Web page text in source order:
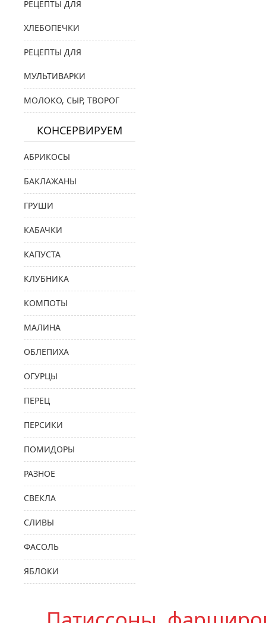
РЕЦЕПТЫ ДЛЯ
ХЛЕБОПЕЧКИ
РЕЦЕПТЫ ДЛЯ
МУЛЬТИВАРКИ
МОЛОКО, СЫР, ТВОРОГ
КОНСЕРВИРУЕМ
АБРИКОСЫ
БАКЛАЖАНЫ
ГРУШИ
КАБАЧКИ
КАПУСТА
КЛУБНИКА
КОМПОТЫ
МАЛИНА
ОБЛЕПИХА
ОГУРЦЫ
ПЕРЕЦ
ПЕРСИКИ
ПОМИДОРЫ
РАЗНОЕ
СВЕКЛА
СЛИВЫ
ФАСОЛЬ
ЯБЛОКИ